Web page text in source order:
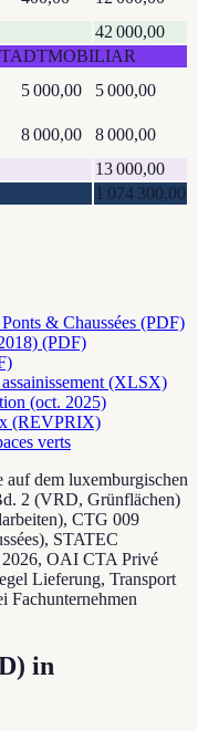
42 000,00
5 000,00 5 000,00
8 000,00
8 000,00
13 000,00
1 074 300,00
& Chaussées (PDF)
(PDF)
(XLSX)
(oct. 2025)
(REVPRIX)
verts
dem luxemburgischen
2 (VRD, Grünflächen)
CTG 009
STATEC
2026, OAI CTA Privé
Lieferung, Transport
Fachunternehmen
in